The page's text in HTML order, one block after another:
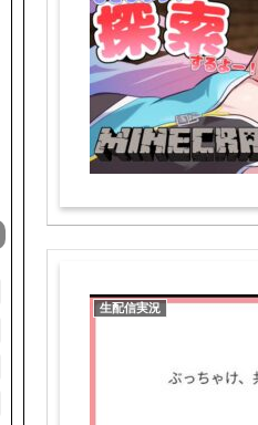
生配信実況